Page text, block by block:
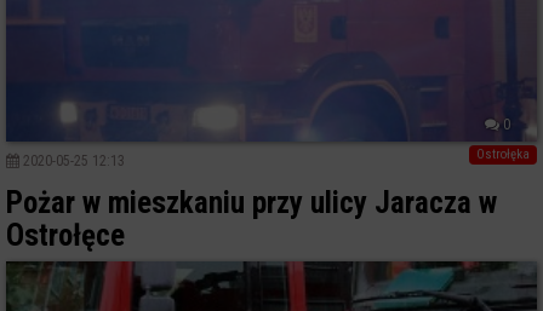
0
Ostrołęka
2020-05-25 12:13
Pożar w mieszkaniu przy ulicy Jaracza w
Ostrołęce